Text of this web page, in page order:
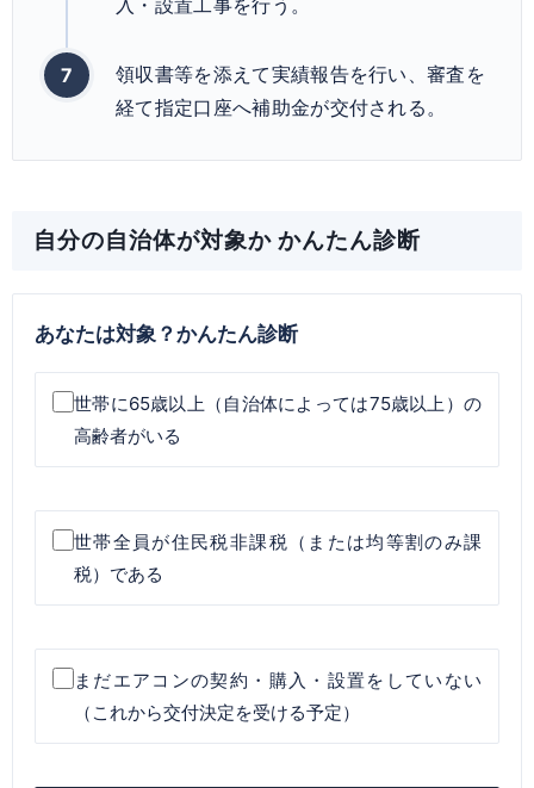
入・設置工事を行う。
領収書等を添えて実績報告を行い、審査を
経て指定口座へ補助金が交付される。
自分の自治体が対象か かんたん診断
あなたは対象？かんたん診断
世帯に65歳以上（自治体によっては75歳以上）の
高齢者がいる
世帯全員が住民税非課税（または均等割のみ課
税）である
まだエアコンの契約・購入・設置をしていない
（これから交付決定を受ける予定）